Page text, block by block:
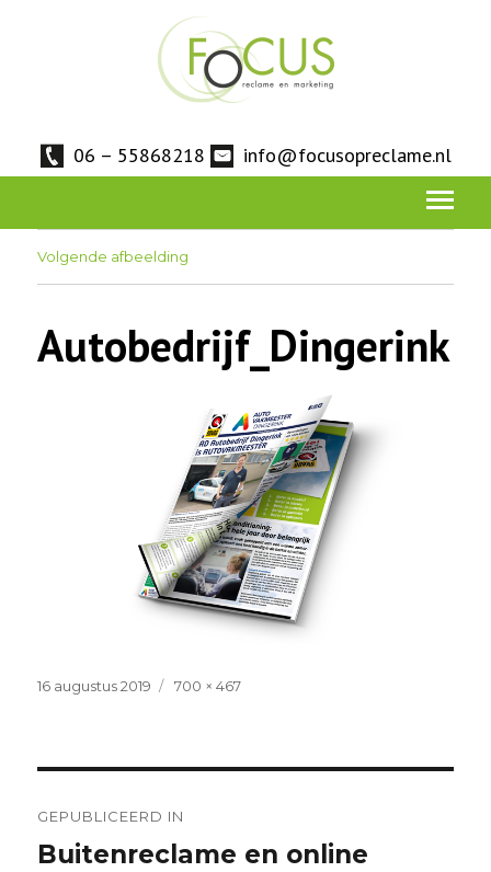
06 – 55868218 info@focusopreclame.nl
Volgende afbeelding
Autobedrijf_Dingerink
Geplaatst
16 augustus 2019
Volledige
700 × 467
navigatie
GEPUBLICEERD IN
Buitenreclame en online